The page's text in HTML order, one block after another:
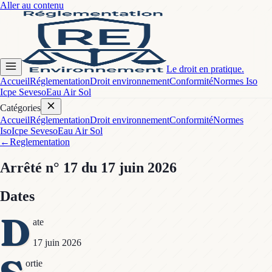
Aller au contenu
Le droit en pratique.
AccueilRéglementationDroit environnementConformitéNormes Iso
Icpe SevesoEau Air Sol
Catégories
AccueilRéglementationDroit environnementConformitéNormes
IsoIcpe SevesoEau Air Sol
←Reglementation
Arrêté n° 17 du 17 juin 2026
Dates
D ate
17 juin 2026
ortie